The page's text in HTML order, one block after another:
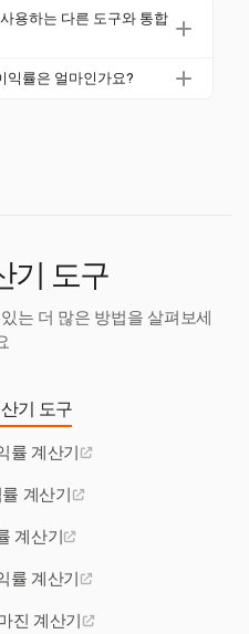
의 큰 부분을 차지합니다.
적화하고 이익률을 개선
용하는 다른 도구와 통합
와 같은 다양한 플랫폼
익률은 얼마인가요?
기 도구
는 더 많은 방법을 살펴보세
기 도구
률 계산기
계산기
계산기
률 계산기
진 계산기